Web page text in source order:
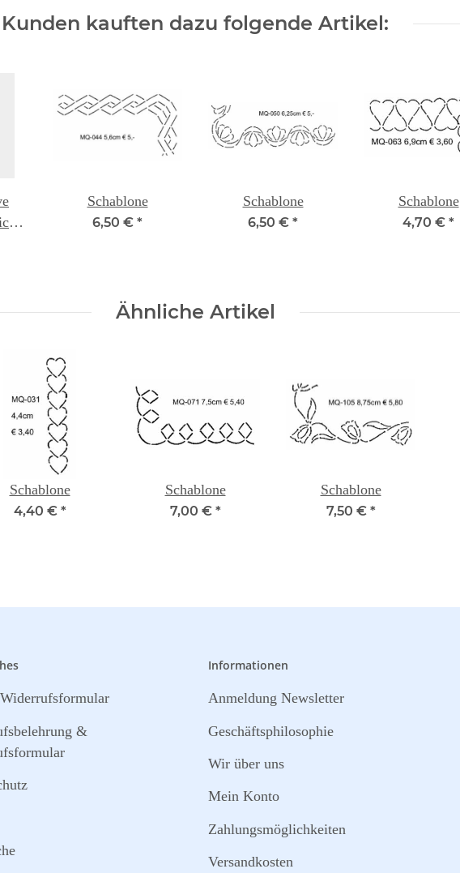
Kunden kauften dazu folgende Artikel:
Schablone
6,50 € *
Schablone
6,50 € *
Schablone
4,70 € *
Ähnliche Artikel
Schablone
4,40 € *
Schablone
7,00 € *
Schablone
7,50 € *
&
Informationen
Anmeldung Newsletter
Geschäftsphilosophie
Wir über uns
Mein Konto
Zahlungsmöglichkeiten
Versandkosten